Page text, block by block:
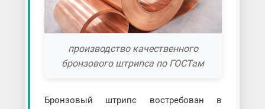
производство качественного
бронзового штрипса по ГОСТам
Бронзовый штрипс востребован в